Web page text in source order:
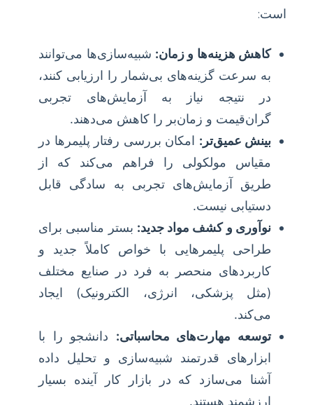
است:
کاهش هزینه‌ها و زمان: شبیه‌سازی‌ها می‌توانند
به سرعت گزینه‌های بی‌شمار را ارزیابی کنند،
در نتیجه نیاز به آزمایش‌های تجربی
گران‌قیمت و زمان‌بر را کاهش می‌دهند.
بینش عمیق‌تر: امکان بررسی رفتار پلیمرها در
مقیاس مولکولی را فراهم می‌کند که از
طریق آزمایش‌های تجربی به سادگی قابل
دستیابی نیست.
نوآوری و کشف مواد جدید: بستر مناسبی برای
طراحی پلیمرهایی با خواص کاملاً جدید و
کاربردهای منحصر به فرد در صنایع مختلف
(مثل پزشکی، انرژی، الکترونیک) ایجاد
می‌کند.
توسعه مهارت‌های محاسباتی: دانشجو را با
ابزارهای قدرتمند شبیه‌سازی و تحلیل داده
آشنا می‌سازد که در بازار کار آینده بسیار
ارزشمند هستند.